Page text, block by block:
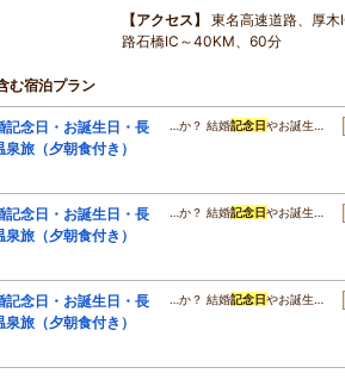
アクセス
東名高速道路、厚
路石橋IC～40KM、60分
む宿泊プラン
記念日・お誕生日・長
旅（夕朝食付き）
…か？ 結婚記念日やお誕生…
記念日・お誕生日・長
旅（夕朝食付き）
…か？ 結婚記念日やお誕生…
記念日・お誕生日・長
旅（夕朝食付き）
…か？ 結婚記念日やお誕生…